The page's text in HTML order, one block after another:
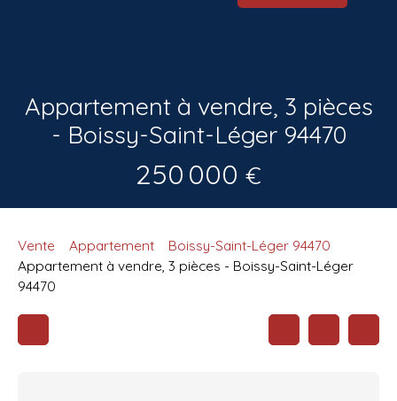
Appartement à vendre, 3 pièces
- Boissy-Saint-Léger 94470
250 000 €
Vente Appartement
Boissy-Saint-Léger 94470
Appartement à vendre, 3 pièces - Boissy-Saint-Léger
94470